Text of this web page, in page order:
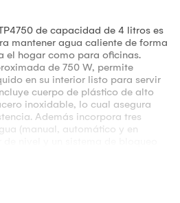
de capacidad de 4 litros es
mantener agua caliente de forma
el hogar como para oficinas.
de 750 W, permite
en su interior listo para servir
cuerpo de plástico de alto
inoxidable, lo cual asegura
Además incorpora tres
(manual, automático y en
con niños. Su tapa con botón de